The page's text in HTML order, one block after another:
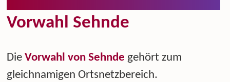
Vorwahl Sehnde
DieVorwahl von Sehnde gehört zum
gleichnamigen Ortsnetzbereich.